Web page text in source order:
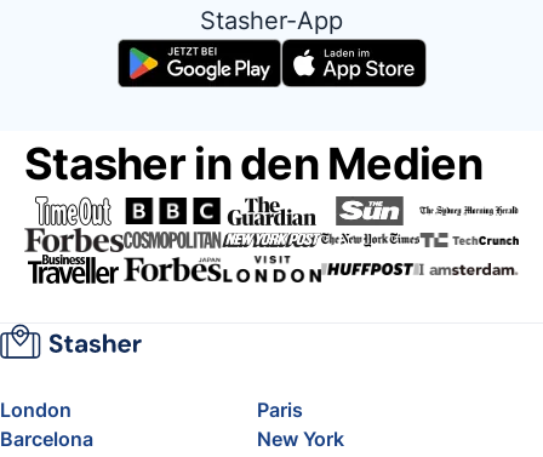
Stasher-App
Stasher in den Medien
London
Paris
Barcelona
New York